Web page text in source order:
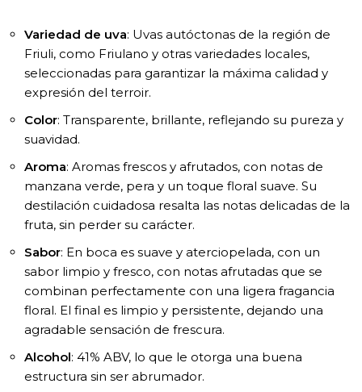
Variedad de uva: Uvas autóctonas de la región de
Friuli, como Friulano y otras variedades locales,
seleccionadas para garantizar la máxima calidad y
expresión del terroir.
Color: Transparente, brillante, reflejando su pureza y
suavidad.
Aroma: Aromas frescos y afrutados, con notas de
manzana verde, pera y un toque floral suave. Su
destilación cuidadosa resalta las notas delicadas de la
fruta, sin perder su carácter.
Sabor: En boca es suave y aterciopelada, con un
sabor limpio y fresco, con notas afrutadas que se
combinan perfectamente con una ligera fragancia
floral. El final es limpio y persistente, dejando una
agradable sensación de frescura.
Alcohol: 41% ABV, lo que le otorga una buena
estructura sin ser abrumador.